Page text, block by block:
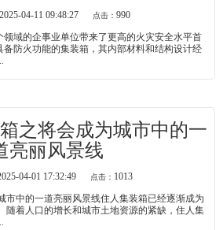
2025-04-11 09:48:27 点击： 990
域的企事业单位带来了更高的火灾安全水平首
防火功能的集装箱，其内部材料和结构设计经
之将会成为城市中的一
亮丽风景线
04-01 17:32:49 点击： 1013
市中的一道亮丽风景线住人集装箱已经逐渐成为
随着人口的增长和城市土地资源的紧缺，住人集